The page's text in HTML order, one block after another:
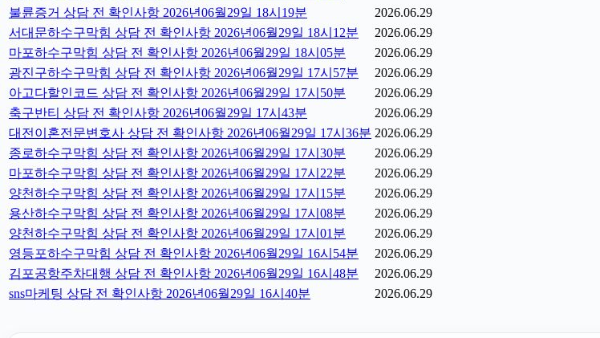
불륜증거 상담 전 확인사항 2026년06월29일 18시19분
2026.06.29
서대문하수구막힘 상담 전 확인사항 2026년06월29일 18시12분
2026.06.29
마포하수구막힘 상담 전 확인사항 2026년06월29일 18시05분
2026.06.29
광진구하수구막힘 상담 전 확인사항 2026년06월29일 17시57분
2026.06.29
아고다할인코드 상담 전 확인사항 2026년06월29일 17시50분
2026.06.29
축구반티 상담 전 확인사항 2026년06월29일 17시43분
2026.06.29
대전이혼전문변호사 상담 전 확인사항 2026년06월29일 17시36분 2026.06.29
종로하수구막힘 상담 전 확인사항 2026년06월29일 17시30분
2026.06.29
마포하수구막힘 상담 전 확인사항 2026년06월29일 17시22분
2026.06.29
양천하수구막힘 상담 전 확인사항 2026년06월29일 17시15분
2026.06.29
용산하수구막힘 상담 전 확인사항 2026년06월29일 17시08분
2026.06.29
양천하수구막힘 상담 전 확인사항 2026년06월29일 17시01분
2026.06.29
영등포하수구막힘 상담 전 확인사항 2026년06월29일 16시54분
2026.06.29
김포공항주차대행 상담 전 확인사항 2026년06월29일 16시48분
2026.06.29
sns마케팅 상담 전 확인사항 2026년06월29일 16시40분
2026.06.29